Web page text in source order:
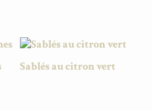
Sablés au citron vert